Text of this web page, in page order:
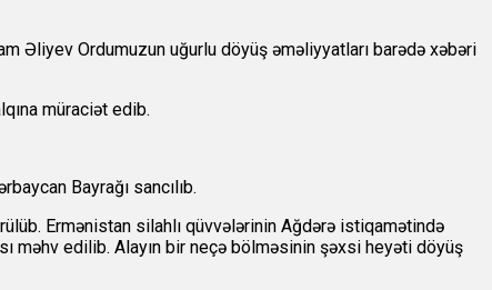
Əliyev Ordumuzun uğurlu döyüş əməliyyatları barədə xəbəri
müraciət edib.
Bayrağı sancılıb.
Ermənistan silahlı qüvvələrinin Ağdərə istiqamətində
məhv edilib. Alayın bir neçə bölməsinin şəxsi heyəti döyüş